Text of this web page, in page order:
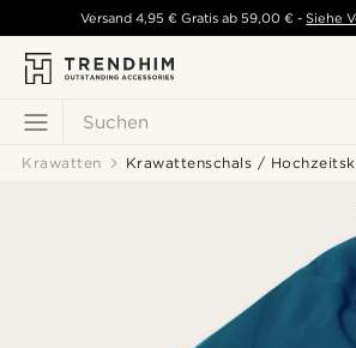
Suchen
Versand 4,95 € Gratis ab 59,00 € - Siehe
Krawatten Krawattenschals /